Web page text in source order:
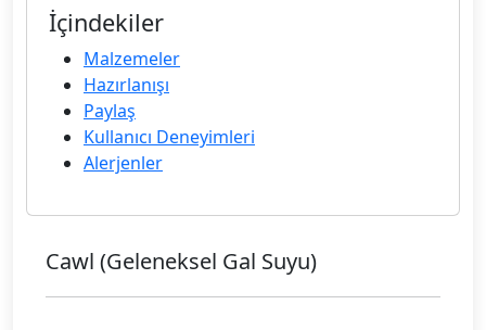
İçindekiler
Malzemeler
Hazırlanışı
Paylaş
Kullanıcı Deneyimleri
Alerjenler
Cawl (Geleneksel Gal Suyu)